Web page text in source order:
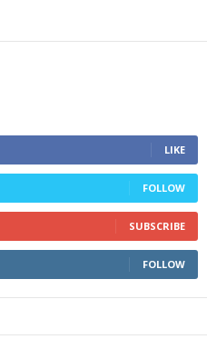
LIKE
FOLLOW
SUBSCRIBE
FOLLOW